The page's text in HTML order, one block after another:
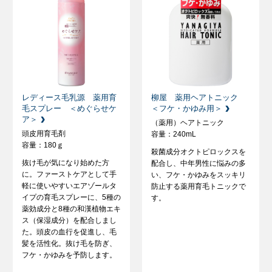
レディース毛乳源 薬用育
毛スプレー ＜めぐらせケ
ア＞
頭皮用育毛剤
容量：180ｇ
抜け毛が気になり始めた方
に。ファーストケアとして手
軽に使いやすいエアゾールタ
イプの育毛スプレーに、5種の
薬効成分と8種の和漢植物エキ
ス（保湿成分）を配合しまし
た。頭皮の血行を促進し、毛
髪を活性化。抜け毛を防ぎ、
フケ・かゆみを予防します。
柳屋 薬用ヘアトニック
＜フケ・かゆみ用＞
（薬用）ヘアトニック
容量：240mL
殺菌成分オクトピロックスを
配合し、中年男性に悩みの多
い、フケ・かゆみをスッキリ
防止する薬用育毛トニックで
す。